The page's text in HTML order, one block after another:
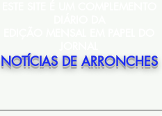
NOTÍCIAS DE ARRONCHES